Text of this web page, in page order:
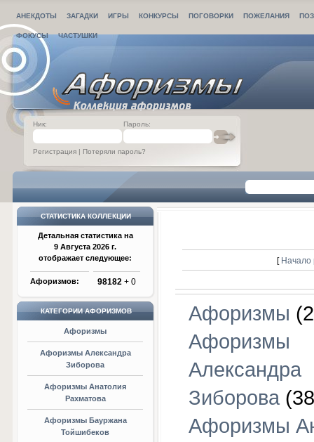
АНЕКДОТЫ ЗАГАДКИ ИГРЫ КОНКУРСЫ ПОГОВОРКИ ПОЖЕЛАНИЯ
ФОКУСЫ ЧАСТУШКИ
Ник: Пароль:
Регистрация | Потеряли пароль?
СТАТИСТИКА КОЛЛЕКЦИИ
Детальная статистика на
9 Августа 2026 г.
отображает следующее:
Афоризмов: 98182 + 0
КАТЕГОРИИ АФОРИЗМОВ
Афоризмы
Афоризмы Александра
Зиборова
Афоризмы Анатолия
Рахматова
Афоризмы Бауржана
Тойшибеков
[ Начало
Афоризмы
Афоризмы
Александра
Зиборова
Афоризмы